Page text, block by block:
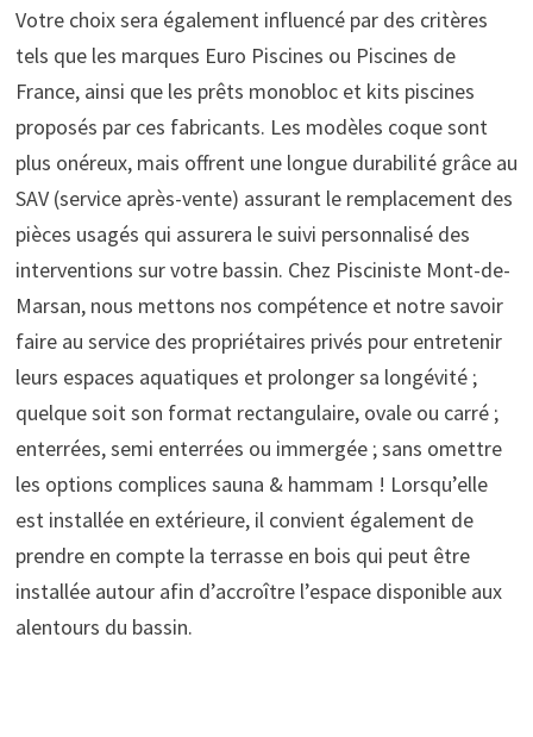
Votre choix sera également influencé par des critères
tels que les marques Euro Piscines ou Piscines de
France, ainsi que les prêts monobloc et kits piscines
proposés par ces fabricants. Les modèles coque sont
plus onéreux, mais offrent une longue durabilité grâce au
SAV (service après-vente) assurant le remplacement des
pièces usagés qui assurera le suivi personnalisé des
interventions sur votre bassin. Chez Pisciniste Mont-de-
Marsan, nous mettons nos compétence et notre savoir
faire au service des propriétaires privés pour entretenir
leurs espaces aquatiques et prolonger sa longévité ;
quelque soit son format rectangulaire, ovale ou carré ;
enterrées, semi enterrées ou immergée ; sans omettre
les options complices sauna & hammam ! Lorsqu’elle
est installée en extérieure, il convient également de
prendre en compte la terrasse en bois qui peut être
installée autour afin d’accroître l’espace disponible aux
alentours du bassin.